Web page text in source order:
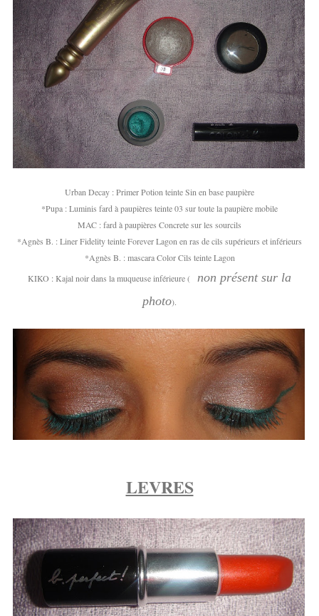
Urban Decay : Primer Potion teinte Sin en base paupière
*Pupa : Luminis fard à paupières teinte 03 sur toute la paupière mobile
MAC : fard à paupières Concrete sur les sourcils
*Agnès B. : Liner Fidelity teinte Forever Lagon en ras de cils supérieurs et inférieurs
*Agnès B. : mascara Color Cils teinte Lagon
KIKO : Kajal noir dans la muqueuse inférieure (
non présent sur la
photo).
LEVRES